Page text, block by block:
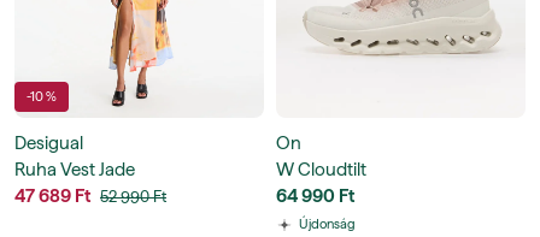
-10 %
Desigual
Ruha Vest Jade
47 689 Ft 52 990 Ft
On
W Cloudtilt
64 990 Ft
Újdonság